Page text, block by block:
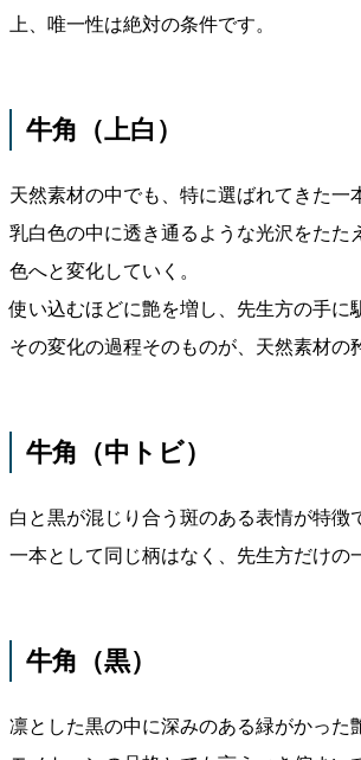
上、唯一性は絶対の条件です。
牛角（上白）
天然素材の中でも、特に選ばれてきた一
乳白色の中に透き通るような光沢をたた
色へと変化していく。
使い込むほどに艶を増し、先生方の手に
その変化の過程そのものが、天然素材の
牛角（中トビ）
白と黒が混じり合う斑のある表情が特徴
一本として同じ柄はなく、先生方だけの
牛角（黒）
凛とした黒の中に深みのある緑がかった